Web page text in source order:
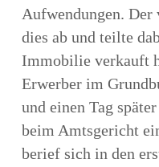
Aufwendungen.
dies ab und teilte
Immobilie verkauft
Erwerber im
und einen Tag
beim Amtsgericht
berief sich in den